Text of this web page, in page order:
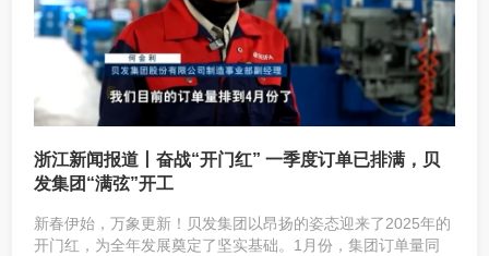
浙江新闻报道丨奋战“开门红” 一季度订单已排满，贝
发集团“满弦”开工
新春伊始，万象更新！贝发集团以昂扬的姿态迎来了2025年的
开门红，为全年发展奠定了坚实基础。1月份，集团订单量同